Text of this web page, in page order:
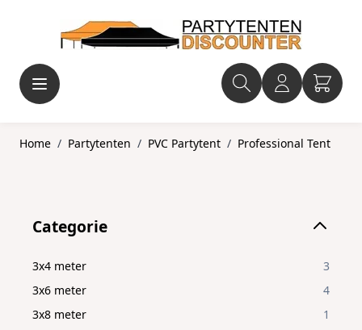
Home / Partytenten / PVC Partytent / Professional Tent
Skip to product list
Categorie
filter
3x4 meter
3
3x6 meter
4
3x8 meter
1